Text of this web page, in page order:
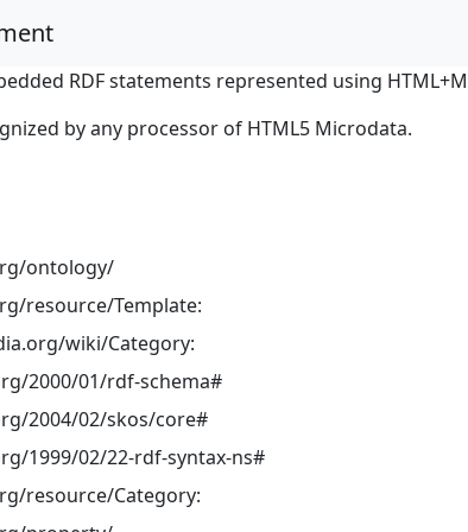
RDF statements represented using
by any processor of HTML5 Microdata.
ontology/
resource/Template:
wiki/Category:
2000/01/rdf-schema#
2004/02/skos/core#
1999/02/22-rdf-syntax-ns#
resource/Category: